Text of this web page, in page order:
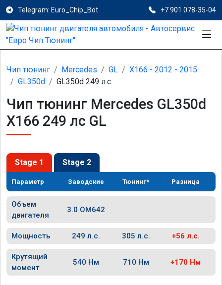
Telegram: Euro_Chip_Bot +7 901 078-35-04
Чип тюнинг Mercedes GL
X166 - 2012 - 2015
GL350d
GL350d 249 л.с.
Чип тюнинг Mercedes GL350d
X166 249 лс GL
Stage 1 Stage 2
Параметр Заводские Тюнинг* Разница
Объем
двигателя
3.0 OM642
Мощность 249 л.с. 305 л.с. +56 л.с.
Крутящий
момент
540 Нм 710 Нм +170 Нм